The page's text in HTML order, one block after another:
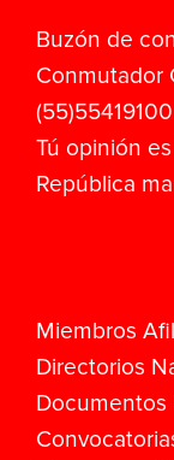
Buzón de
Conmutador
(55)55419100
Tú opinión
República
Miembros
Directorios
Documentos